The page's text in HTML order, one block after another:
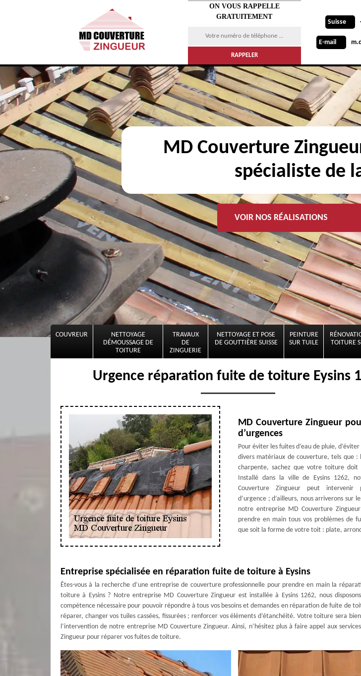
ON VOUS RAPPELLE
GRATUITEMENT
Suisse
E-mail
MD Couverture
spécialiste de
VOIR NOS RÉALISATIONS
COUVREUR
NETTOYAGE
DÉMOUSSAGE DE
TOITURE
TRAVAUX
DE
ZINGUERIE
NETTOYAGE ET POSE
DE GOUTTIÈRE SUISSE
PEINTURE
SUR TUILE
TOITURE
Urgence réparation fuite de toiture Eysins
MD Couverture Zingueur
d’urgences
Pour éviter les fuites d’eau de pluie,
divers matériaux de couverture, tels que :
charpente, sachez que votre toiture doit
Installé dans la ville de Eysins 1262,
Couverture Zingueur peut intervenir
d’urgence ; d’ailleurs, nous arriverons sur
notre entreprise MD Couverture
prendre en main tous vos problèmes de
que soit la forme de votre toit : plate,
Entreprise spécialisée en réparation fuite de toiture à Eysins
Êtes-vous à la recherche d’une entreprise de couverture professionnelle pour prendre en main la
toiture à Eysins ? Notre entreprise MD Couverture Zingueur est installée à Eysins 1262, nous
compétence nécessaire pour pouvoir répondre à tous vos besoins et demandes en réparation de fuite de
réparer, changer vos tuiles cassées, fissurées ; renforcer vos éléments d’étanchéité. Votre toiture sera
l’intervention de notre entreprise MD Couverture Zingueur. Ainsi, n’hésitez plus à faire appel aux
Zingueur pour réparer vos fuites de toiture.